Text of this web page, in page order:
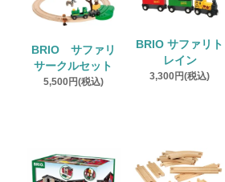
BRIO サファリ
サークルセット
5,500円(税込)
BRIO サファリト
レイン
3,300円(税込)